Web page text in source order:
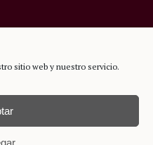
sitio web y nuestro servicio.